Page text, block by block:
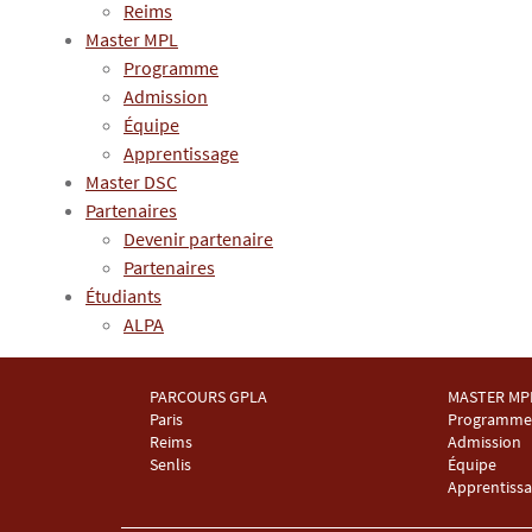
Reims
Master MPL
Programme
Admission
Équipe
Apprentissage
Master DSC
Partenaires
Devenir partenaire
Partenaires
Étudiants
ALPA
Menu Footer Master GPLA 1
PARCOURS GPLA
Paris
Reims
Senlis
Menu
MASTER
Programme
Admission
Équipe